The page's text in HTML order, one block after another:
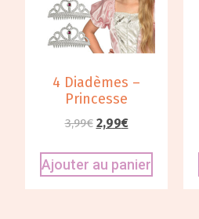
4 Diadèmes –
Princesse
3,99€ 2,99€
Ajouter au panier